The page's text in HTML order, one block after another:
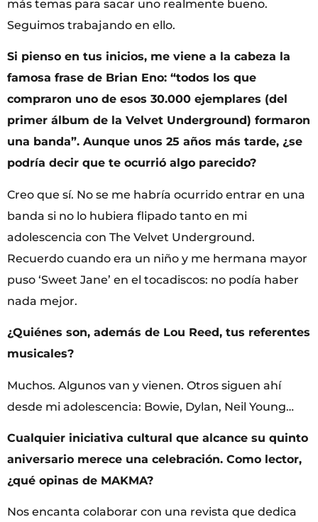
más temas para sacar uno realmente bueno.
Seguimos trabajando en ello.
Si pienso en tus inicios, me viene a la cabeza la
famosa frase de Brian Eno: “todos los que
compraron uno de esos 30.000 ejemplares (del
primer álbum de la Velvet Underground) formaron
una banda”. Aunque unos 25 años más tarde, ¿se
podría decir que te ocurrió algo parecido?
Creo que sí. No se me habría ocurrido entrar en una
banda si no lo hubiera flipado tanto en mi
adolescencia con The Velvet Underground.
Recuerdo cuando era un niño y me hermana mayor
puso ‘Sweet Jane’ en el tocadiscos: no podía haber
nada mejor.
¿Quiénes son, además de Lou Reed, tus referentes
musicales?
Muchos. Algunos van y vienen. Otros siguen ahí
desde mi adolescencia: Bowie, Dylan, Neil Young…
Cualquier iniciativa cultural que alcance su quinto
aniversario merece una celebración. Como lector,
¿qué opinas de MAKMA?
Nos encanta colaborar con una revista que dedica